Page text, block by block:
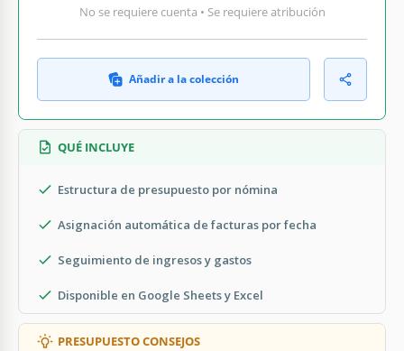
No se requiere cuenta • Se requiere atribución
Añadir a la colección
QUÉ INCLUYE
Estructura de presupuesto por nómina
Asignación automática de facturas por fecha
Seguimiento de ingresos y gastos
Disponible en Google Sheets y Excel
PRESUPUESTO CONSEJOS